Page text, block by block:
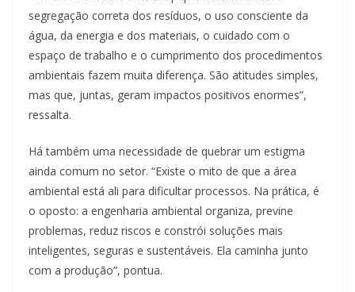
segregação correta dos resíduos, o uso consciente da
água, da energia e dos materiais, o cuidado com o
espaço de trabalho e o cumprimento dos procedimentos
ambientais fazem muita diferença. São atitudes simples,
mas que, juntas, geram impactos positivos enormes”,
ressalta.
Há também uma necessidade de quebrar um estigma
ainda comum no setor. “Existe o mito de que a área
ambiental está ali para dificultar processos. Na prática, é
o oposto: a engenharia ambiental organiza, previne
problemas, reduz riscos e constrói soluções mais
inteligentes, seguras e sustentáveis. Ela caminha junto
com a produção”, pontua.